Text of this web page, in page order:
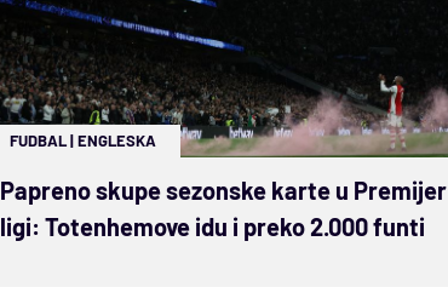
FUDBAL|ENGLESKA
Papreno skupe sezonske karte u Premijer
ligi: Totenhemove idu i preko 2.000 funti